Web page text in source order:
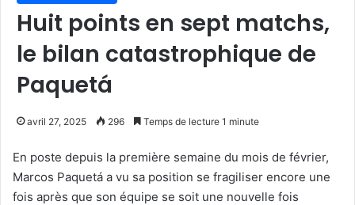
Huit points en sept matchs,
le bilan catastrophique de
Paquetá
avril 27, 2025 296 Temps de lecture 1 minute
En poste depuis la première semaine du mois de février,
Marcos Paquetá a vu sa position se fragiliser encore une
fois après que son équipe se soit une nouvelle fois